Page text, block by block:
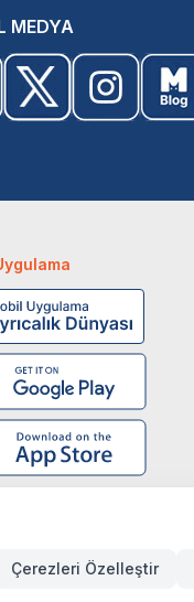
MEDYA
Çerezleri Özelleştir